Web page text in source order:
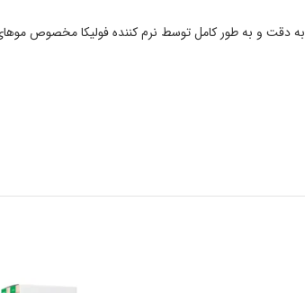
توسط نرم کننده فولیکا مخصوص موهای نازک و کم حجم پوشانده